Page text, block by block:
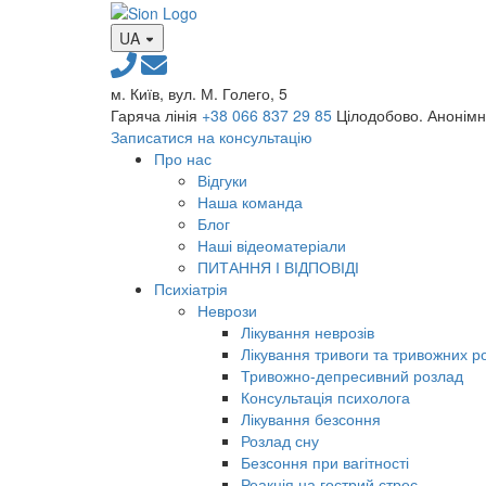
UA
м. Київ, вул. М. Голего, 5
Гаряча лінія +38 066 837 29 85 Цілодобово.
Записатися на консультацію
Про нас
Відгуки
Наша команда
Блог
Наші відеоматеріали
ПИТАННЯ І ВІДПОВІДІ
Психіатрія
Неврози
Лікування неврозів
Лікування тривоги та тривожних
Тривожно-депресивний розлад
Консультація психолога
Лікування безсоння
Розлад сну
Безсоння при вагітності